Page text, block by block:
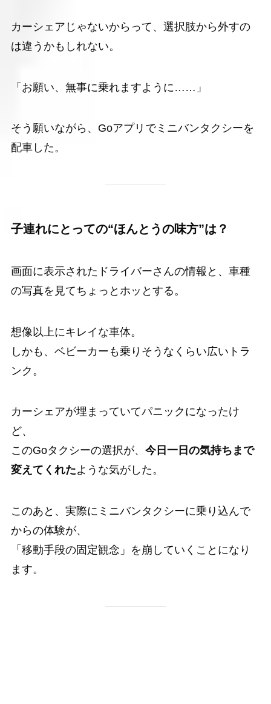
カーシェアじゃないからって、選択肢から外すの
は違うかもしれない。
「お願い、無事に乗れますように……」
そう願いながら、Goアプリでミニバンタクシーを
配車した。
子連れにとっての“ほんとうの味方”は？
画面に表示されたドライバーさんの情報と、車種
の写真を見てちょっとホッとする。
想像以上にキレイな車体。
しかも、ベビーカーも乗りそうなくらい広いトラ
ンク。
カーシェアが埋まっていてパニックになったけ
ど、
このGoタクシーの選択が、 今日一日の気持ちまで
変えてくれたような気がした。
このあと、実際にミニバンタクシーに乗り込んで
からの体験が、
「移動手段の固定観念」を崩していくことになり
ます。